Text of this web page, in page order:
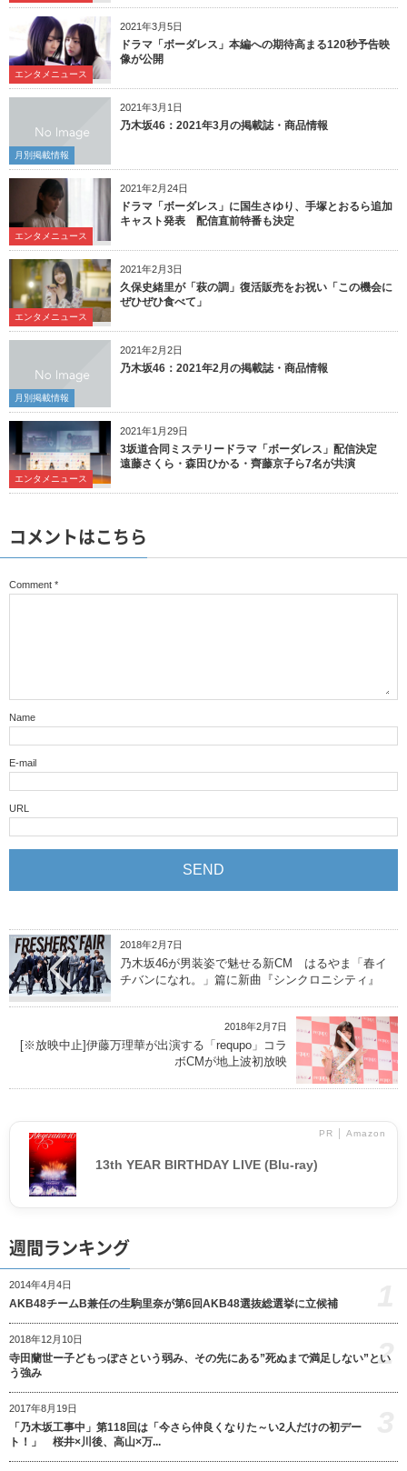
2021年3月5日
エンタメニュース
ドラマ「ボーダレス」本編への期待高まる120秒予告映
像が公開
2021年3月1日
月別掲載情報
乃木坂46：2021年3月の掲載誌・商品情報
2021年2月24日
エンタメニュース
ドラマ「ボーダレス」に国生さゆり、手塚とおるら追加
キャスト発表 配信直前特番も決定
2021年2月3日
エンタメニュース
久保史緒里が「萩の調」復活販売をお祝い「この機会に
ぜひぜひ食べて」
2021年2月2日
月別掲載情報
乃木坂46：2021年2月の掲載誌・商品情報
2021年1月29日
エンタメニュース
3坂道合同ミステリードラマ「ボーダレス」配信決定
遠藤さくら・森田ひかる・齊藤京子ら7名が共演
コメントはこちら
Comment *
Name
E-mail
URL
2018年2月7日
乃木坂46が男装姿で魅せる新CM はるやま「春イ
チバンになれ。」篇に新曲『シンクロニシティ』
2018年2月7日
[※放映中止]伊藤万理華が出演する「requpo」コラ
ボCMが地上波初放映
PR │ Amazon
13th YEAR BIRTHDAY LIVE (Blu-ray)
週間ランキング
2014年4月4日
AKB48チームB兼任の生駒里奈が第6回AKB48選抜総選挙に立候補
2018年12月10日
寺田蘭世ー子どもっぽさという弱み、その先にある”死ぬまで満足しない”とい
う強み
2
2017年8月19日
「乃木坂工事中」第118回は「今さら仲良くなりた～い2人だけの初デー
ト！」 桜井×川後、高山×万...